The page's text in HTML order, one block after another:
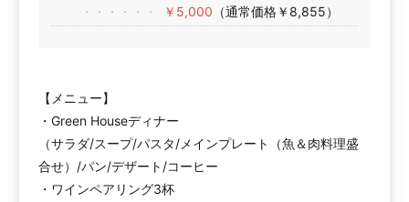
￥5,000 （通常価格￥8,855）
【メニュー】
・Green Houseディナー
（サラダ/スープ/パスタ/メインプレート（魚＆肉料理盛
合せ）/パン/デザート/コーヒー
・ワインペアリング3杯